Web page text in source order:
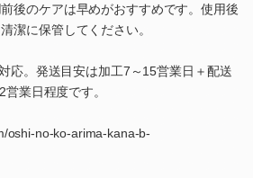
後のケアは早めがおすすめです。使用後
潔に保管してください。
応。発送目安は加工7～15営業日＋配送
業日程度です。
oshi-no-ko-arima-kana-b-